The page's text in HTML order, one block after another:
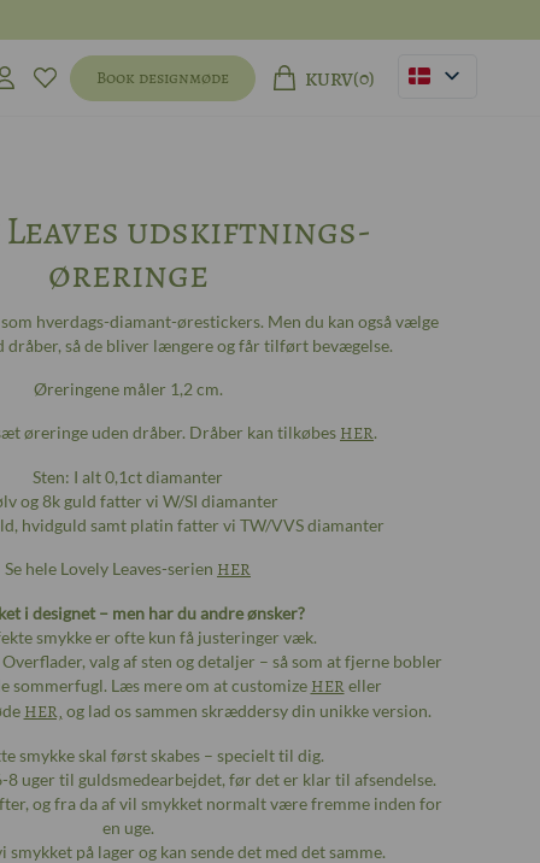
Book designmøde KURV(0)
udskiftnings-
øreringe
hverdags-diamant-ørestickers. Men du kan også vælge
dråber, så de bliver længere og får tilført bevægelse.
Øreringene måler 1,2 cm.
øreringe uden dråber. Dråber kan tilkøbes HER.
Sten: I alt 0,1ct diamanter
og 8k guld fatter vi W/SI diamanter
hvidguld samt platin fatter vi TW/VVS diamanter
Se hele Lovely Leaves-serien HER
i designet – men har du andre ønsker?
smykke er ofte kun få justeringer væk.
valg af sten og detaljer – så som at fjerne bobler
sommerfugl. Læs mere om at customize HER eller
HER, og lad os sammen skræddersy din unikke version.
smykke skal først skabes – specielt til dig.
8 uger til guldsmedearbejdet, før det er klar til afsendelse.
og fra da af vil smykket normalt være fremme inden for
en uge.
smykket på lager og kan sende det med det samme.